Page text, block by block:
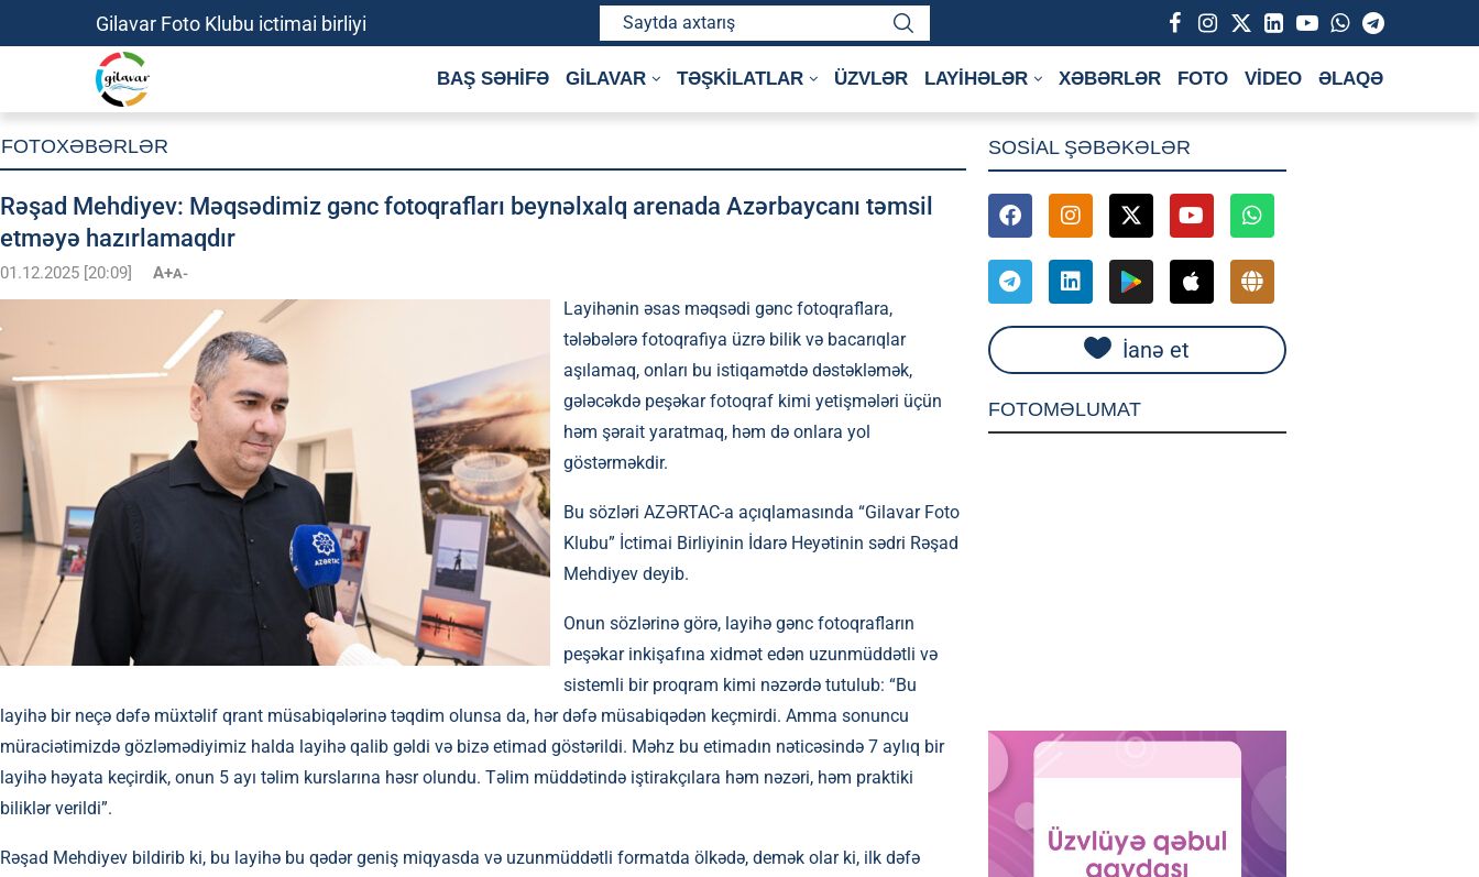
Gilavar Foto Klubu ictimai birliyi
BAŞ SƏHİFƏ GİLAVAR TƏŞKİLATLAR ÜZVLƏR LAYİHƏLƏR XƏBƏRLƏR FOTO VİDEO ƏLAQƏ
FOTOXƏBƏRLƏR
Rəşad Mehdiyev: Məqsədimiz gənc fotoqrafları beynəlxalq arenada Azərbaycanı təmsil
etməyə hazırlamaqdır
01.12.2025 [20:09] A+A-
Layihənin əsas məqsədi gənc fotoqraflara,
tələbələrə fotoqrafiya üzrə bilik və bacarıqlar
aşılamaq, onları bu istiqamətdə dəstəkləmək,
gələcəkdə peşəkar fotoqraf kimi yetişmələri üçün
həm şərait yaratmaq, həm də onlara yol
göstərməkdir.
Bu sözləri AZƏRTAC-a açıqlamasında “Gilavar Foto
Klubu” İctimai Birliyinin İdarə Heyətinin sədri Rəşad
Mehdiyev deyib.
Onun sözlərinə görə, layihə gənc fotoqrafların
peşəkar inkişafına xidmət edən uzunmüddətli və
sistemli bir proqram kimi nəzərdə tutulub: “Bu
layihə bir neçə dəfə müxtəlif qrant müsabiqələrinə təqdim olunsa da, hər dəfə müsabiqədən keçmirdi. Amma sonuncu
müraciətimizdə gözləmədiyimiz halda layihə qalib gəldi və bizə etimad göstərildi. Məhz bu etimadın nəticəsində 7 aylıq bir
layihə həyata keçirdik, onun 5 ayı təlim kurslarına həsr olundu. Təlim müddətində iştirakçılara həm nəzəri, həm praktiki
biliklər verildi”.
Rəşad Mehdiyev bildirib ki, bu layihə bu qədər geniş miqyasda və uzunmüddətli formatda ölkədə, demək olar ki, ilk dəfə
SOSİAL ŞƏBƏKƏLƏR
İanə et
FOTOMƏLUMAT